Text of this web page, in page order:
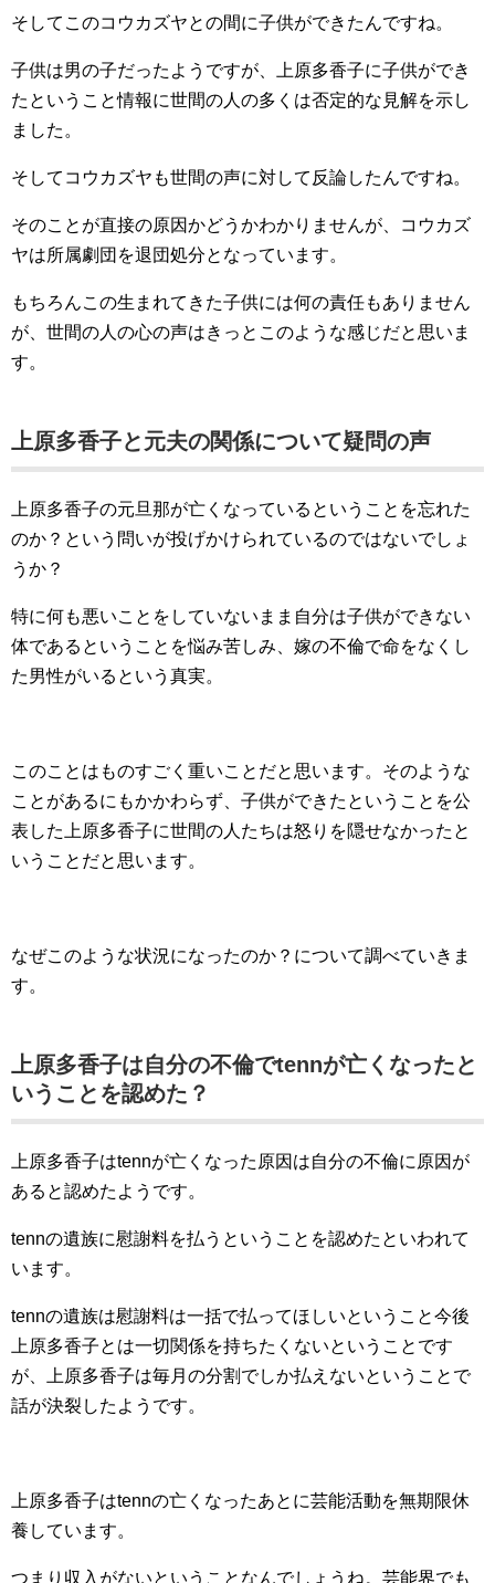
そしてこのコウカズヤとの間に子供ができたんですね。
子供は男の子だったようですが、上原多香子に子供ができ
たということ情報に世間の人の多くは否定的な見解を示し
ました。
そしてコウカズヤも世間の声に対して反論したんですね。
そのことが直接の原因かどうかわかりませんが、コウカズ
ヤは所属劇団を退団処分となっています。
もちろんこの生まれてきた子供には何の責任もありません
が、世間の人の心の声はきっとこのような感じだと思いま
す。
上原多香子と元夫の関係について疑問の声
上原多香子の元旦那が亡くなっているということを忘れた
のか？という問いが投げかけられているのではないでしょ
うか？
特に何も悪いことをしていないまま自分は子供ができない
体であるということを悩み苦しみ、嫁の不倫で命をなくし
た男性がいるという真実。
このことはものすごく重いことだと思います。そのような
ことがあるにもかかわらず、子供ができたということを公
表した上原多香子に世間の人たちは怒りを隠せなかったと
いうことだと思います。
なぜこのような状況になったのか？について調べていきま
す。
上原多香子は自分の不倫でtennが亡くなったと
いうことを認めた？
上原多香子はtennが亡くなった原因は自分の不倫に原因が
あると認めたようです。
tennの遺族に慰謝料を払うということを認めたといわれて
います。
tennの遺族は慰謝料は一括で払ってほしいということ今後
上原多香子とは一切関係を持ちたくないということです
が、上原多香子は毎月の分割でしか払えないということで
話が決裂したようです。
上原多香子はtennの亡くなったあとに芸能活動を無期限休
養しています。
つまり収入がないということなんでしょうね。芸能界でも